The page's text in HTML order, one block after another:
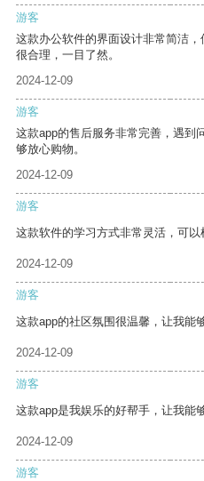
游客
这款办公软件的界面设计非常简洁
很合理，一目了然。
2024-12-09
游客
这款app的售后服务非常完善，遇到
够放心购物。
2024-12-09
游客
这款软件的学习方式非常灵活，可以
2024-12-09
游客
这款app的社区氛围很温馨，让我能
2024-12-09
游客
这款app是我娱乐的好帮手，让我能
2024-12-09
游客